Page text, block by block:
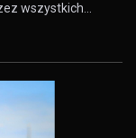
wszystkich…